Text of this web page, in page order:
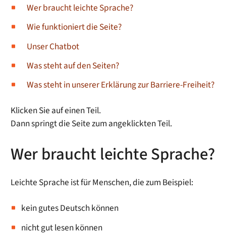
Wer braucht leichte Sprache?
Wie funktioniert die Seite?
Unser Chatbot
Was steht auf den Seiten?
Was steht in unserer Erklärung zur Barriere-Freiheit?
Klicken Sie auf einen Teil.
Dann springt die Seite zum angeklickten Teil.
Wer braucht leichte Sprache?
Leichte Sprache ist für Menschen, die zum Beispiel:
kein gutes Deutsch können
nicht gut lesen können